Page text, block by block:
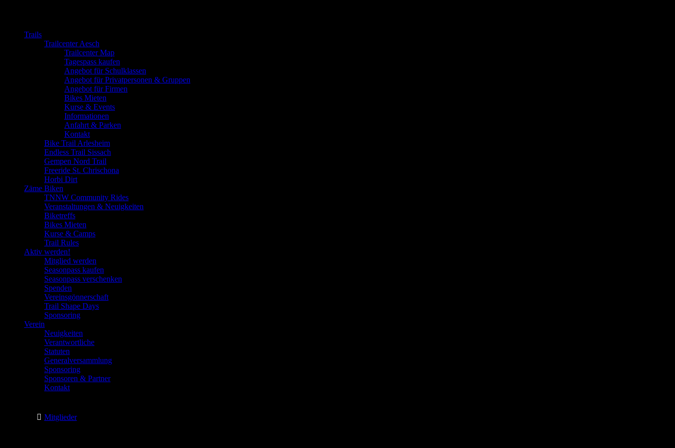
Trails
Trailcenter Aesch
Trailcenter Map
Tagespass kaufen
Angebot für Schulklassen
Angebot für Privatpersonen & Gruppen
Angebot für Firmen
Bikes Mieten
Kurse & Events
Informationen
Anfahrt & Parken
Kontakt
Bike Trail Arlesheim
Endless Trail Sissach
Gempen Nord Trail
Freeride St. Chrischona
Horbi Dirt
Zäme Biken
TNNW Community Rides
Veranstaltungen & Neuigkeiten
Biketreffs
Bikes Mieten
Kurse & Camps
Trail Rules
Aktiv werden!
Mitglied werden
Seasonpass kaufen
Seasonpass verschenken
Spenden
Vereinsgönnerschaft
Trail Shape Days
Sponsoring
Verein
Neuigkeiten
Verantwortliche
Statuten
Generalversammlung
Sponsoring
Sponsoren & Partner
Kontakt
Mitglieder